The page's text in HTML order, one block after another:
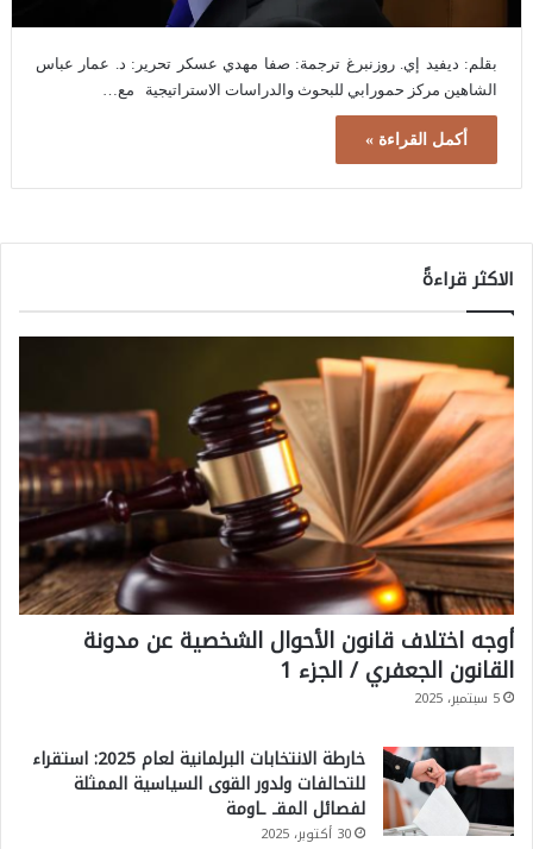
بقلم: ديفيد إي. روزنبرغ ترجمة: صفا مهدي عسكر تحرير: د. عمار عباس
الشاهين مركز حمورابي للبحوث والدراسات الاستراتيجية مع…
أكمل القراءة »
الاكثر قراءةً
أوجه اختلاف قانون الأحوال الشخصية عن مدونة
القانون الجعفري / الجزء 1
5 سبتمبر، 2025
خارطة الانتخابات البرلمانية لعام 2025: استقراء
للتحالفات ولدور القوى السياسية الممثلة
لفصائل المقـ ـاومة
30 أكتوبر، 2025